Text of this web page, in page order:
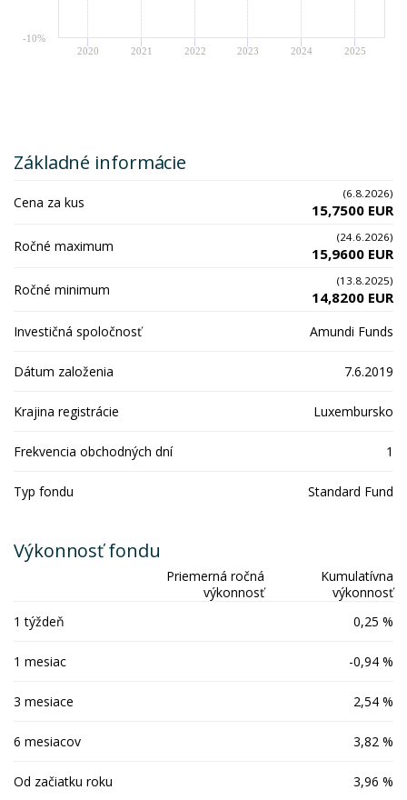
2020 2021 2022 2023 2024 2025
-10%
Základné informácie
Cena za kus (6.8.2026)
15,7500 EUR
Ročné maximum (24.6.2026)
15,9600 EUR
Ročné minimum (13.8.2025)
14,8200 EUR
Investičná spoločnosť Amundi Funds
Dátum založenia 7.6.2019
Krajina registrácie Luxembursko
Frekvencia obchodných dní 1
Typ fondu Standard Fund
Výkonnosť fondu
Priemerná ročná
výkonnosť
Kumulatívna
výkonnosť
1 týždeň
0,25 %
1 mesiac -0,94 %
3 mesiace 2,54 %
6 mesiacov 3,82 %
Od začiatku roku 3,96 %